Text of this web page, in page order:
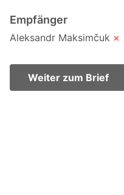
Empfänger
Aleksandr Maksimčuk ×
Weiter zum Brief